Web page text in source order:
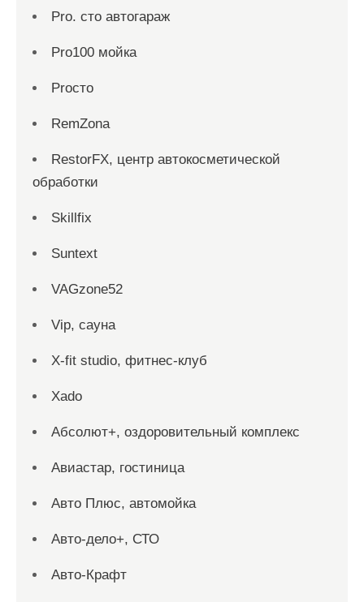
Pro. cтo автогараж
Pro100 мойка
Proсто
RemZona
RestorFX, центр автокосметической
обработки
Skillfix
Suntext
VAGzone52
Vip, сауна
X-fit studio, фитнес-клуб
Xado
Абсолют+, оздоровительный комплекс
Авиастар, гостиница
Авто Плюс, автомойка
Авто-дело+, СТО
Авто-Крафт